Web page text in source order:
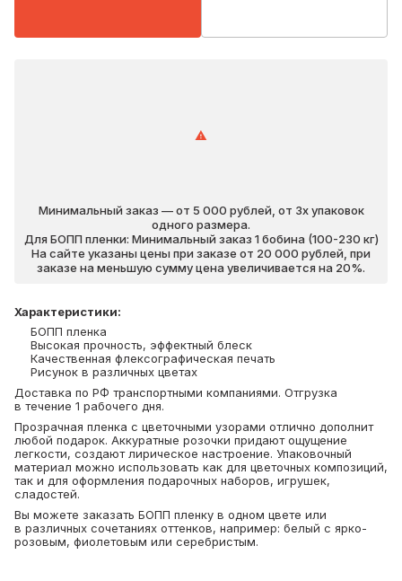
Минимальный заказ — от 5 000 рублей, от 3х упаковок
одного размера.
Для БОПП пленки: Минимальный заказ 1 бобина (100-230 кг)
На сайте указаны цены при заказе от 20 000 рублей, при
заказе на меньшую сумму цена увеличивается на 20%.
Характеристики:
БОПП пленка
Высокая прочность, эффектный блеск
Качественная флексографическая печать
Рисунок в различных цветах
Доставка по РФ транспортными компаниями. Отгрузка
в течение 1 рабочего дня.
Прозрачная пленка с цветочными узорами отлично дополнит
любой подарок. Аккуратные розочки придают ощущение
легкости, создают лирическое настроение. Упаковочный
материал можно использовать как для цветочных композиций,
так и для оформления подарочных наборов, игрушек,
сладостей.
Вы можете заказать БОПП пленку в одном цвете или
в различных сочетаниях оттенков, например: белый с ярко-
розовым, фиолетовым или серебристым.